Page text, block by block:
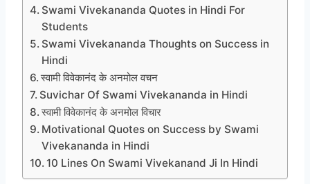
Swami Vivekananda Quotes in Hindi For
Students
Swami Vivekananda Thoughts on Success in
Hindi
स्वामी विवेकानंद के अनमोल वचन
Suvichar Of Swami Vivekananda in Hindi
स्वामी विवेकानंद के अनमोल विचार
Motivational Quotes on Success by Swami
Vivekananda in Hindi
10 Lines On Swami Vivekanand Ji In Hindi